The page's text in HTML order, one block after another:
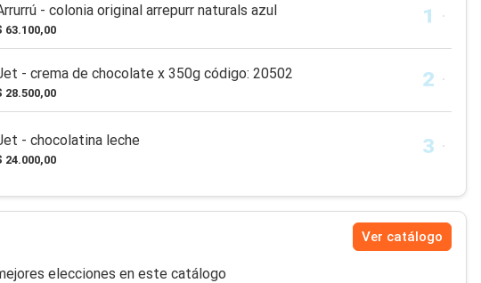
- colonia original arrepurr naturals azul
63.100,00
- crema de chocolate x 350g código: 20502
28.500,00
- chocolatina leche
24.000,00
Ver catálogo
elecciones en este catálogo